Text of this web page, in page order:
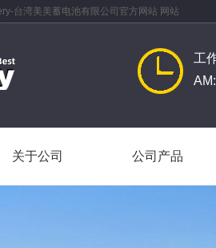
台湾美美蓄电池有限公司官方网站 网站
工
关于公司 公司产品